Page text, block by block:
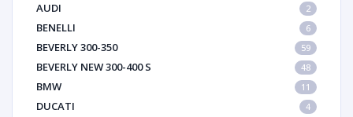
AUDI 2
BENELLI 6
BEVERLY 300-350 59
BEVERLY NEW 300-400 S 48
BMW 11
DUCATI 4